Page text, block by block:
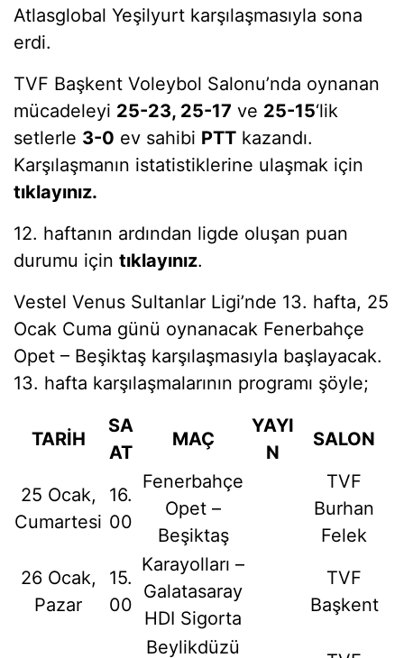
Atlasglobal Yeşilyurt karşılaşmasıyla sona
erdi.
TVF Başkent Voleybol Salonu’nda oynanan
mücadeleyi 25-23, 25-17 ve 25-15‘lik
setlerle 3-0 ev sahibi PTT kazandı.
Karşılaşmanın istatistiklerine ulaşmak için
tıklayınız.
12. haftanın ardından ligde oluşan puan
durumu için tıklayınız.
Vestel Venus Sultanlar Ligi’nde 13. hafta, 25
Ocak Cuma günü oynanacak Fenerbahçe
Opet – Beşiktaş karşılaşmasıyla başlayacak.
13. hafta karşılaşmalarının programı şöyle;
TARİH
SA
AT
MAÇ
YAYI
N
SALON
25 Ocak,
Cumartesi
16.
00
Fenerbahçe
Opet –
Beşiktaş
TVF
Burhan
Felek
26 Ocak,
Pazar
15.
00
Karayolları –
Galatasaray
HDI Sigorta
TVF
Başkent
Beylikdüzü